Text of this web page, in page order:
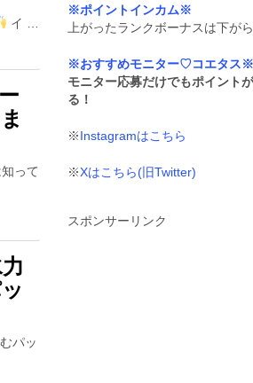
イ …
って
パッ
※ポイントインカム※
上がったランクボーナスは下が
※おすすめモニター♡コエタス※
モニター応募だけでもポイント
る！
※Instagramはこちら
※Xはこちら(旧Twitter)
スポンサーリンク